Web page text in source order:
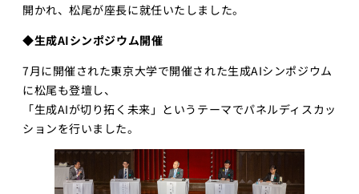
開かれ、松尾が座長に就任いたしました。
◆生成AIシンポジウム​開催
7月に開催された東京大学で開催された生成AIシンポジウム
に松尾も登壇し、
「生成AIが切り拓く未来」というテーマでパネルディスカッ
ションを行いました。